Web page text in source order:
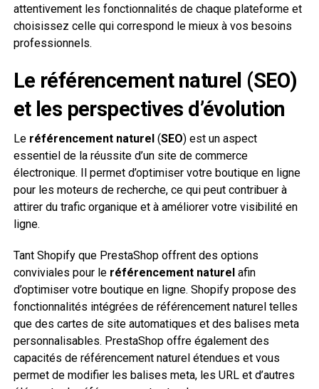
attentivement les fonctionnalités de chaque plateforme et
choisissez celle qui correspond le mieux à vos besoins
professionnels.
Le référencement naturel (SEO)
et les perspectives d’évolution
Le référencement naturel(SEO) est un aspect
essentiel de la réussite d’un site de commerce
électronique. Il permet d’optimiser votre boutique en ligne
pour les moteurs de recherche, ce qui peut contribuer à
attirer du trafic organique et à améliorer votre visibilité en
ligne.
Tant Shopify que PrestaShop offrent des options
conviviales pour le référencement naturelafin
d’optimiser votre boutique en ligne. Shopify propose des
fonctionnalités intégrées de référencement naturel telles
que des cartes de site automatiques et des balises meta
personnalisables. PrestaShop offre également des
capacités de référencement naturel étendues et vous
permet de modifier les balises meta, les URL et d’autres